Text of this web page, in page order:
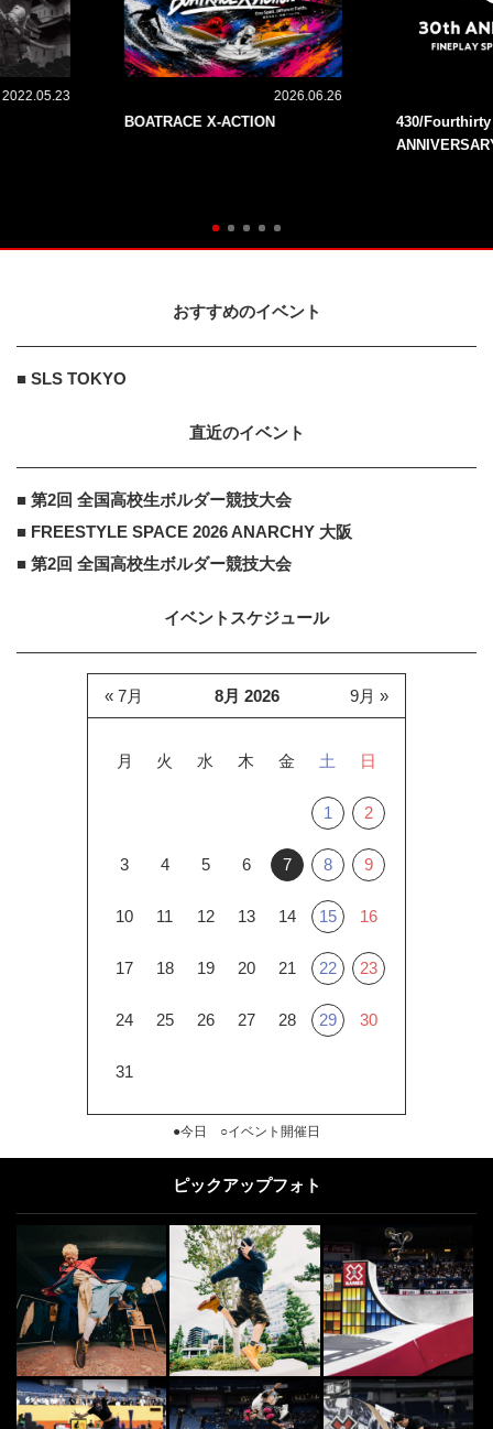
2022.05.23 2026.06.26
BOATRACE X-ACTION
430/
おすすめのイベント
■ SLS TOKYO
直近のイベント
■ 第2回 全国高校生ボルダー競技大会
■ FREESTYLE SPACE 2026 ANARCHY 大阪
■ 第2回 全国高校生ボルダー競技大会
イベントスケジュール
8月 2026
月 火 水 木 金 土 日
1 2
3 4 5 6 7 8 9
10 11 12 13 14 15 16
17 18 19 20 21 22 23
24 25 26 27 28 29 30
31
« 7月 9月 »
●今日 ○イベント開催日
ピックアップフォト